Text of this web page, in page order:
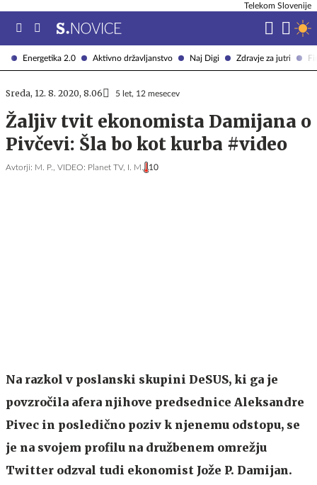
Energetika 2.0 Aktivno državljanstvo Naj Digi Zdravje za jutri
Telekom Slovenije
Sreda, 12. 8. 2020, 8.06 5 let, 12 mesecev
Žaljiv tvit ekonomista Damijana o
Pivčevi: Šla bo kot kurba #video
Avtorji: M. P., VIDEO: Planet TV, I. M. 10
Na razkol v poslanski skupini DeSUS, ki ga je
povzročila afera njihove predsednice Aleksandre
Pivec in posledično poziv k njenemu odstopu, se
je na svojem profilu na družbenem omrežju
Twitter odzval tudi ekonomist Jože P. Damijan.